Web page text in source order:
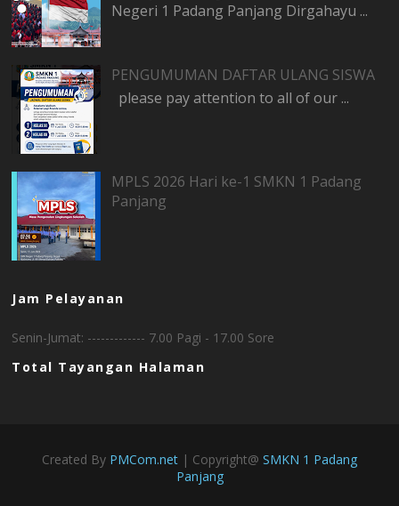
Negeri 1 Padang Panjang Dirgahayu ...
PENGUMUMAN DAFTAR ULANG SISWA
please pay attention to all of our ...
MPLS 2026 Hari ke-1 SMKN 1 Padang
Panjang
Jam Pelayanan
Senin-Jumat: ------------- 7.00 Pagi - 17.00 Sore
Total Tayangan Halaman
Created By PMCom.net | Copyright@ SMKN 1 Padang
Panjang